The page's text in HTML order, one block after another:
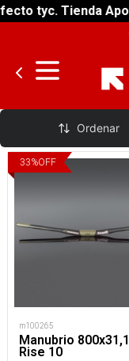
tyc. Tienda
Manubrios
Ordenar
33%OFF
m100265
Manubrio
Rise 10